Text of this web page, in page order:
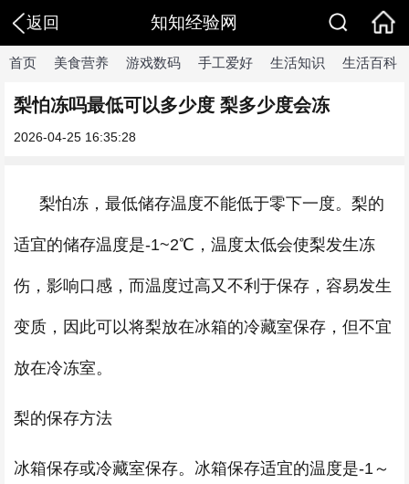
返回 知知经验网
首页 美食营养 游戏数码 手工爱好 生活知识 生活百科
梨怕冻吗最低可以多少度 梨多少度会冻
2026-04-25 16:35:28
梨怕冻，最低储存温度不能低于零下一度。梨的
适宜的储存温度是-1~2℃，温度太低会使梨发生冻
伤，影响口感，而温度过高又不利于保存，容易发生
变质，因此可以将梨放在冰箱的冷藏室保存，但不宜
放在冷冻室。
梨的保存方法
冰箱保存或冷藏室保存。冰箱保存适宜的温度是-1～